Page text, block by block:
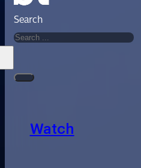
Search
Watch